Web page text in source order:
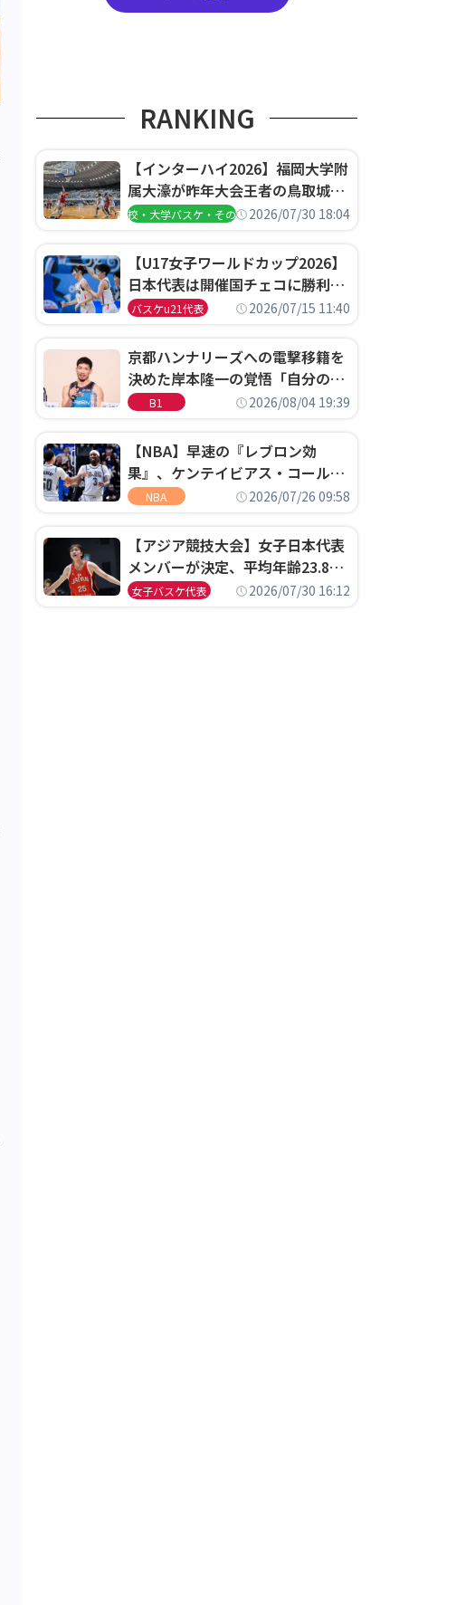
RANKING
【インターハイ2026】福岡大学附
属大濠が昨年大会王者の鳥取城北
を撃破、大阪薫英女学院は岐阜女
高校・大学バスケ・その他2026/07/30 18:04
【U17女子ワールドカップ2026】
日本代表は開催国チェコに勝利し
て予選グループ3連勝で首位通
決定
バスケu21代表 2026/07/15 11:40
京都ハンナリーズへの電撃移籍を
決めた岸本隆一の覚悟「自分のエ
ゴというちっぽけなことのため
B1 2026/08/04 19:39
【NBA】早速の『レブロン効
果』、ケンテイビアス・コールド
ウェル・ポープがセブンティシク
NBA 2026/07/26 09:58
【アジア競技大会】女子日本代表
メンバーが決定、平均年齢23.8歳
のフレッシュなメンバーが日本開
女子バスケ代表 2026/07/30 16:12